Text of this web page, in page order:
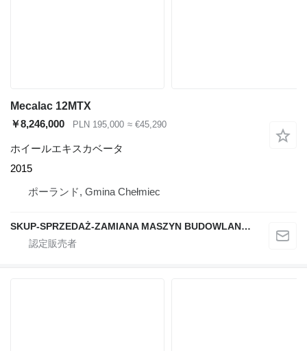
Mecalac 12MTX
￥8,246,000
PLN 195,000 ≈ €45,290
ホイールエキスカベータ
2015
ポーランド, Gmina Chełmiec
SKUP-SPRZEDAŻ-ZAMIANA MASZYN BUDOWLANYCH